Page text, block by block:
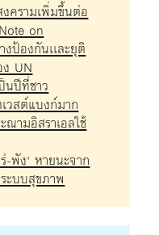
ครามเพิ่มขึ้นต่อ
on
ป้องกันเเละยุติ
UN
นปีที่ชาว
วสต์แบงก์มาก
ามอิสราเอลใช้
พัง’ หายนะจาก
ะบบสุขภาพ